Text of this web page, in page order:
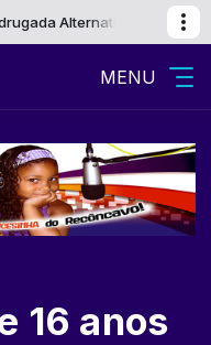
Alternativa das 22:00 às
MENU
16 anos